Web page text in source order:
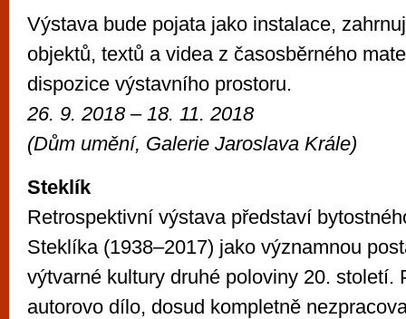
Výstava bude pojata jako instalace,
objektů, textů a videa z časosběrného
dispozice výstavního prostoru.
26. 9. 2018 – 18. 11. 2018
(Dům umění, Galerie Jaroslava Krále)
Steklík
Retrospektivní výstava představí
Steklíka (1938–2017) jako významnou
výtvarné kultury druhé poloviny 20. století.
autorovo dílo, dosud kompletně